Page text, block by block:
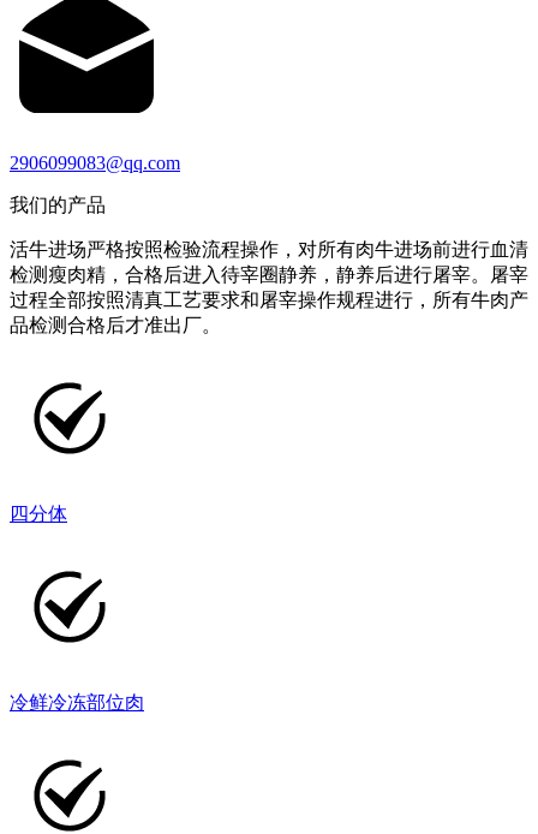
2906099083@qq.com
我们的产品
活牛进场严格按照检验流程操作，对所有肉牛进场前进行血清
检测瘦肉精，合格后进入待宰圈静养，静养后进行屠宰。屠宰
过程全部按照清真工艺要求和屠宰操作规程进行，所有牛肉产
品检测合格后才准出厂。
四分体
冷鲜冷冻部位肉